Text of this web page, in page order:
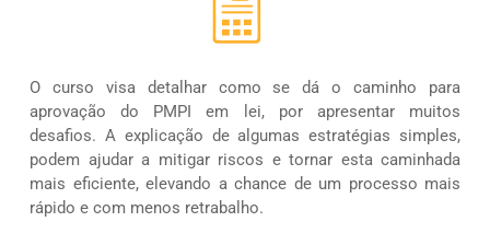
O curso visa detalhar como se dá o caminho para
aprovação do PMPI em lei, por apresentar muitos
desafios. A explicação de algumas estratégias simples,
podem ajudar a mitigar riscos e tornar esta caminhada
mais eficiente, elevando a chance de um processo mais
rápido e com menos retrabalho.